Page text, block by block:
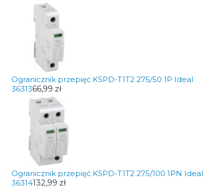
Ogranicznik przepięć KSPD-T1T2 275/50 1P Ideal
3631366,99 zł
Ogranicznik przepięć KSPD-T1T2 275/100 1PN Ideal
36314132,99 zł